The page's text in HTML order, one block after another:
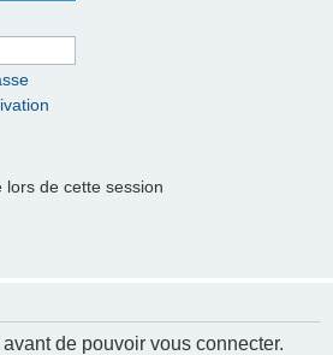
de cette session
de pouvoir vous connecter.